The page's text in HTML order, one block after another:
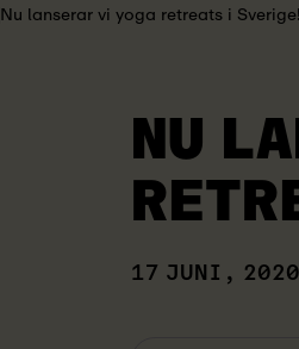
Nu lanserar vi yoga retreats i Sverige!
NU
17 JUNI, 2020